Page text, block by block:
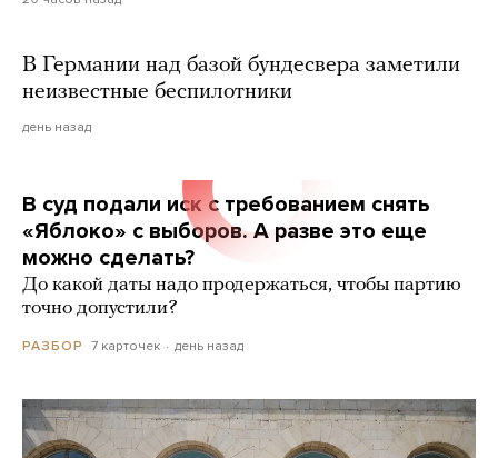
В Германии над базой бундесвера заметили
неизвестные беспилотники
день назад
В суд подали иск с требованием снять
«Яблоко» с выборов. А разве это еще
можно сделать?
До какой даты надо продержаться, чтобы партию
точно допустили?
РАЗБОР 7 карточек день назад